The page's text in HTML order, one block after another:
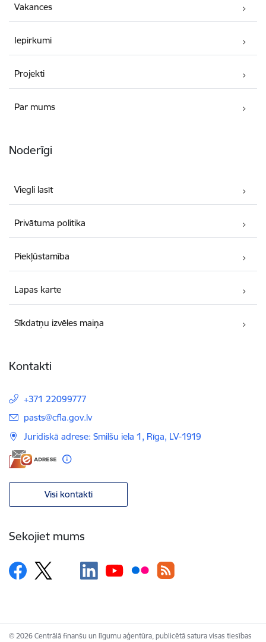
Vakances
Iepirkumi
Projekti
Par mums
Noderīgi
Viegli lasīt
Privātuma politika
Piekļūstamība
Lapas karte
Sīkdatņu izvēles maiņa
Kontakti
+371 22099777
E-pasts:
pasts@cfla.gov.lv
Juridiskā adrese: Smilšu iela 1, Rīga, LV-1919
Visi kontakti
Sekojiet mums
© 2026 Centrālā finanšu un līgumu aģentūra, publicētā satura visas tiesības